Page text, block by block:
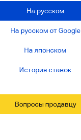
На русском
На русском от Google
На японском
История ставок
Вопросы продавцу